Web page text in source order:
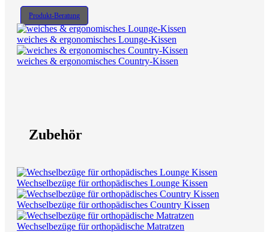
Produkt-Beratung
weiches & ergonomisches Lounge-Kissen
weiches & ergonomisches Country-Kissen
Zubehör
Wechselbezüge für orthopädisches Lounge Kissen
Wechselbezüge für orthopädisches Country Kissen
Wechselbezüge für orthopädische Matratzen